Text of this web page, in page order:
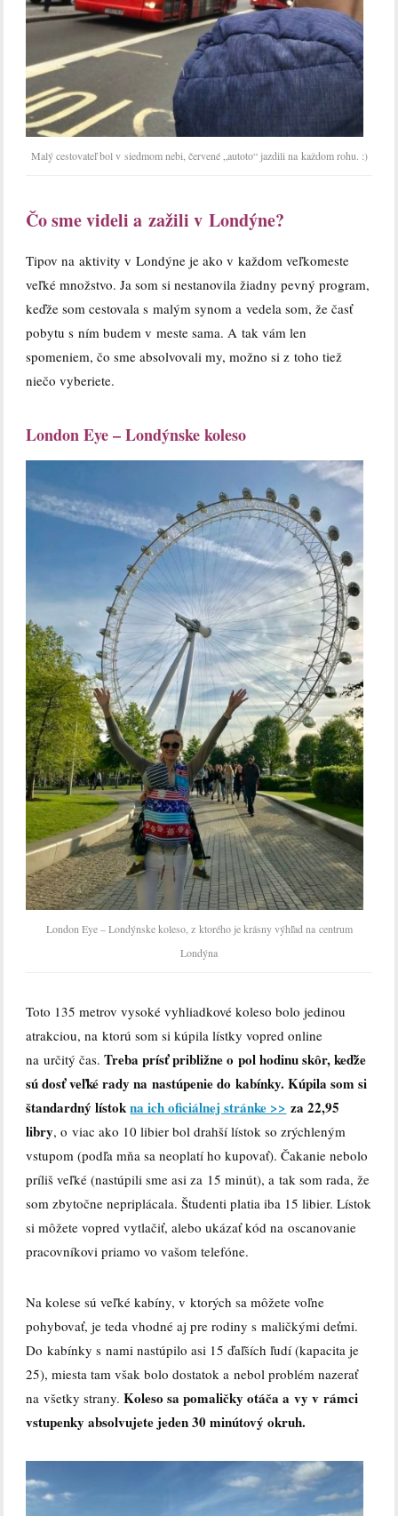
Malý cestovateľ bol v siedmom nebi, červené „autoto“ jazdili na každom rohu. :)
Čo sme videli a zažili v Londýne?
Tipov na aktivity v Londýne je ako v každom veľkomeste
veľké množstvo. Ja som si nestanovila žiadny pevný program,
keďže som cestovala s malým synom a vedela som, že časť
pobytu s ním budem v meste sama. A tak vám len
spomeniem, čo sme absolvovali my, možno si z toho tiež
niečo vyberiete.
London Eye – Londýnske koleso
London Eye – Londýnske koleso, z ktorého je krásny výhľad na centrum
Londýna
Toto 135 metrov vysoké vyhliadkové koleso bolo jedinou
atrakciou, na ktorú som si kúpila lístky vopred online
na určitý čas.Treba prísť približne o pol hodinu skôr, keďže
sú dosť veľké rady na nastúpenie do kabínky. Kúpila som si
štandardný lístokna ich oficiálnej stránke >> za 22,95
libry, o viac ako 10 libier bol drahší lístok so zrýchleným
vstupom (podľa mňa sa neoplatí ho kupovať). Čakanie nebolo
príliš veľké (nastúpili sme asi za 15 minút), a tak som rada, že
som zbytočne nepriplácala. Študenti platia iba 15 libier. Lístok
si môžete vopred vytlačiť, alebo ukázať kód na oscanovanie
pracovníkovi priamo vo vašom telefóne.
Na kolese sú veľké kabíny, v ktorých sa môžete voľne
pohybovať, je teda vhodné aj pre rodiny s maličkými deťmi.
Do kabínky s nami nastúpilo asi 15 ďaľších ľudí (kapacita je
25), miesta tam však bolo dostatok a nebol problém nazerať
na všetky strany.Koleso sa pomaličky otáča a vy v rámci
vstupenky absolvujete jeden 30 minútový okruh.